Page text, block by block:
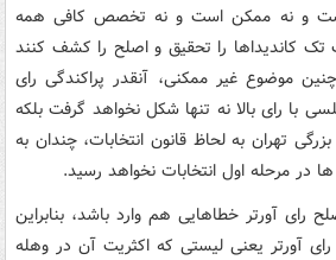
و نه ممکن است و نه تخصص کافی همه
کاندیداها را تحقیق و اصلح را کشف کنند
موضوع غیر ممکنی، آنقدر پراکندگی رای
با رای بالا نه تنها شکل نخواهد گرفت بلکه
تهران به لحاظ قانون انتخابات، چندان به
مرحله اول انتخابات نخواهد رسید.
رای آورتر خطاهایی هم وارد باشد، بنابراین
آورتر یعنی لیستی که اکثریت آن در وهله